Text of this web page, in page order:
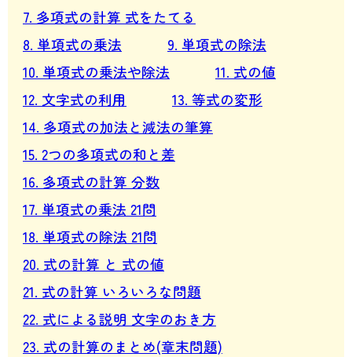
7. 多項式の計算 式をたてる
8. 単項式の乗法
9. 単項式の除法
10. 単項式の乗法や除法
11. 式の値
12. 文字式の利用
13. 等式の変形
14. 多項式の加法と減法の筆算
15. 2つの多項式の和と差
16. 多項式の計算 分数
17. 単項式の乗法 21問
18. 単項式の除法 21問
20. 式の計算 と 式の値
21. 式の計算 いろいろな問題
22. 式による説明 文字のおき方
23. 式の計算のまとめ(章末問題)